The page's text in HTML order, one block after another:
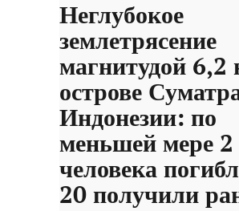
Неглубокое
землетрясение
магнитудой 6,2
острове
Индонезии: по
меньшей мере 2
человека
20 получили